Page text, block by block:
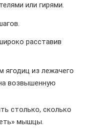
или гирями.
расставив
ягодиц из лежачего
возвышенную
столько, сколько
мышцы.